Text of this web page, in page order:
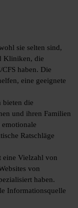
sie selten sind,
Kliniken, die
haben. Die
eine geeignete
bieten die
und ihren Familien
emotionale
Ratschläge
eine Vielzahl von
von
haben.
Informationsquelle